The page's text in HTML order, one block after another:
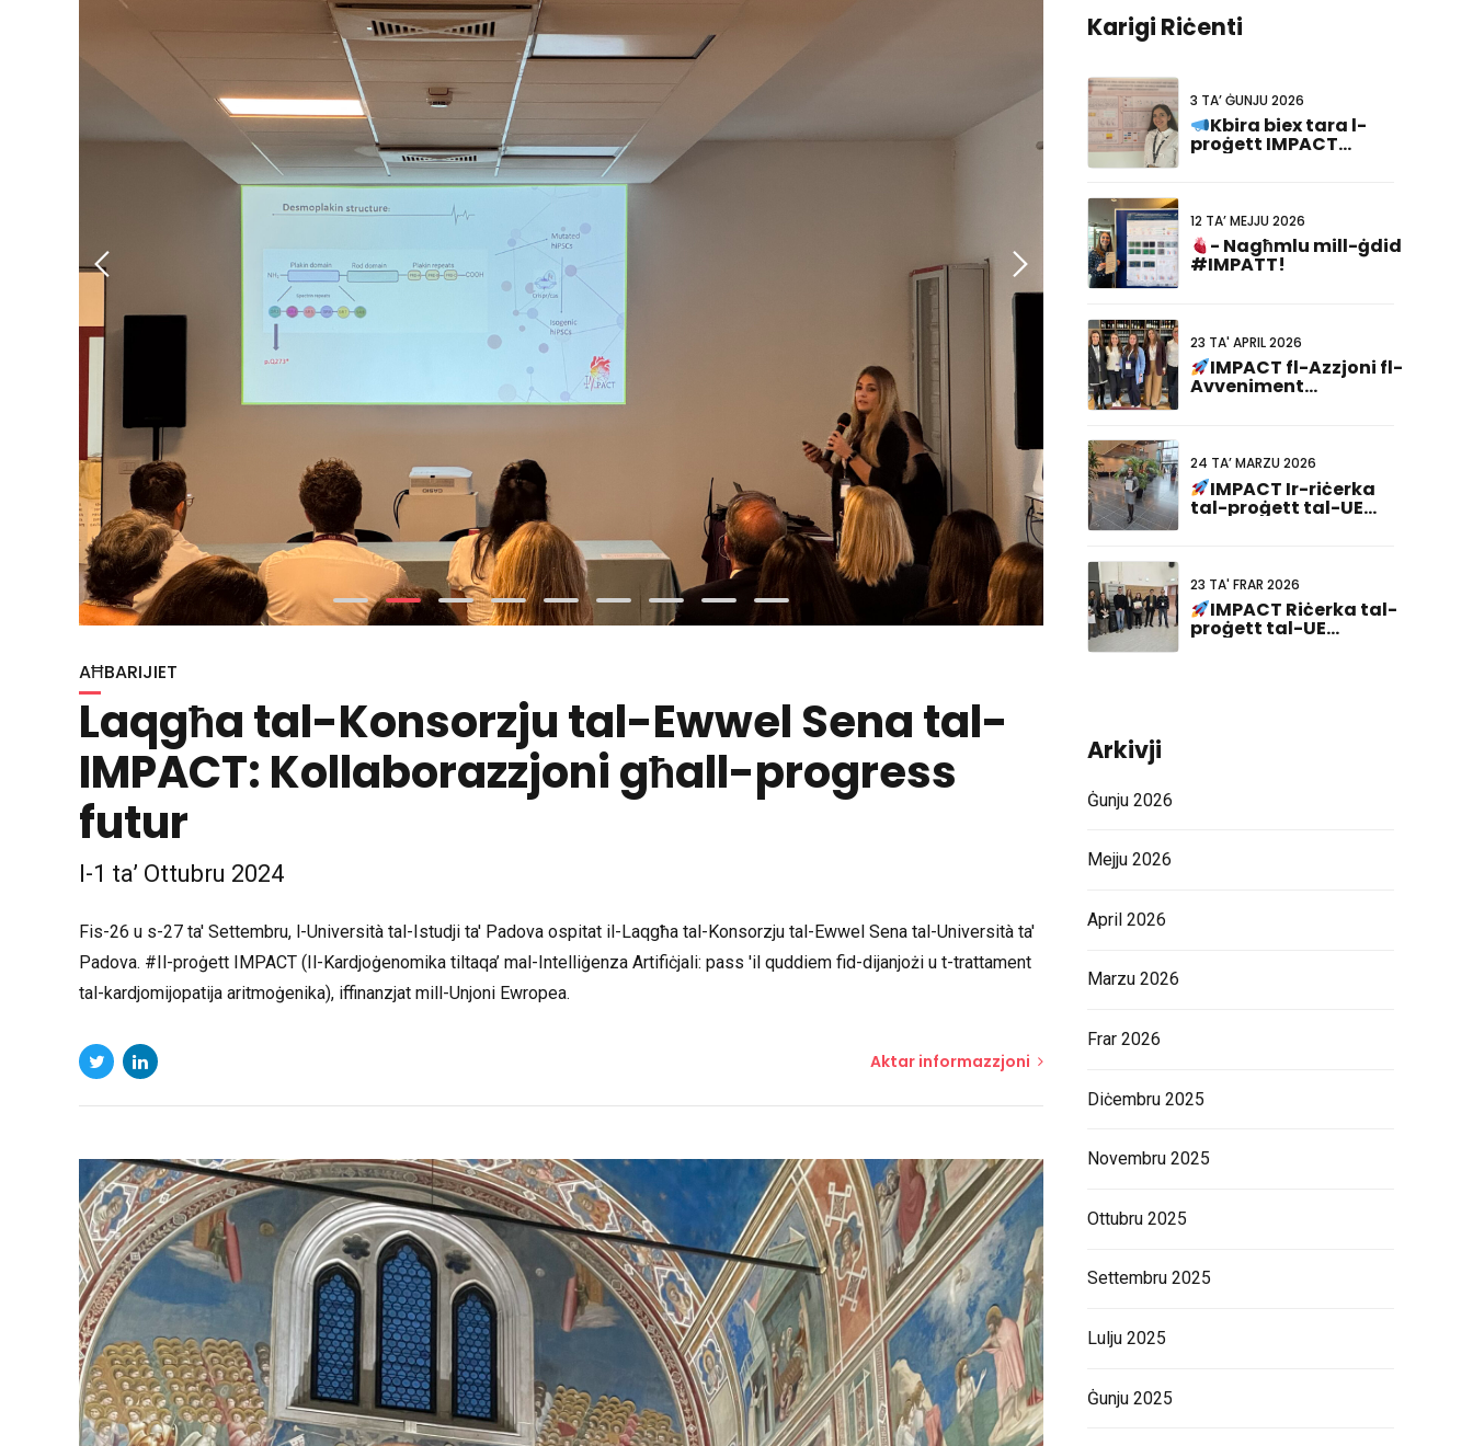
AĦBARIJIET
Laqgħa tal-Konsorzju tal-Ewwel Sena tal-
IMPACT: Kollaborazzjoni għall-progress
futur
l-1 ta’ Ottubru 2024
Fis-26 u s-27 ta' Settembru, l-Università tal-Istudji ta' Padova ospitat il-Laqgħa tal-Konsorzju tal-Ewwel Sena tal-Università ta'
Padova. #Il-proġett IMPACT (Il-Kardjoġenomika tiltaqa’ mal-Intelliġenza Artifiċjali: pass 'il quddiem fid-dijanjożi u t-trattament
tal-kardjomijopatija aritmoġenika), iffinanzjat mill-Unjoni Ewropea.
Aktar informazzjoni
Karigi Riċenti
3 TA’ ĠUNJU 2026
Kbira biex tara l-
proġett IMPACT
12 TA’ MEJJU 2026
- Nagħmlu mill-ġdid
#IMPATT!
23 TA' APRIL 2026
IMPACT fl-Azzjoni fl-
Avveniment
24 TA’ MARZU 2026
IMPACT Ir-riċerka
tal-proġett tal-UE
Laqgħa Konġunta
Netherlandiża-
Ġermaniża!
23 TA' FRAR 2026
IMPACT Riċerka tal-
proġett tal-UE
Arkivji
Ġunju 2026
Mejju 2026
April 2026
Marzu 2026
Frar 2026
Diċembru 2025
Novembru 2025
Ottubru 2025
Settembru 2025
Lulju 2025
Ġunju 2025